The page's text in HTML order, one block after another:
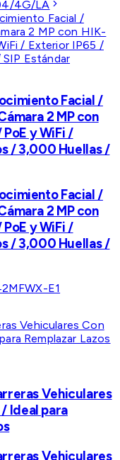
4G/LA
Facial /
2 MP con
y WiFi /
/ 3,000 Huellas /
Facial /
2 MP con
y WiFi /
/ 3,000 Huellas /
E1
Vehiculares
Ideal para
Vehiculares